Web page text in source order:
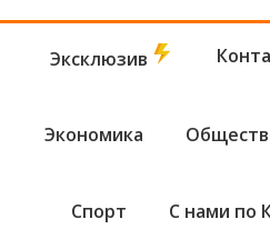
Эксклюзив
Экономика
Спорт С нами по